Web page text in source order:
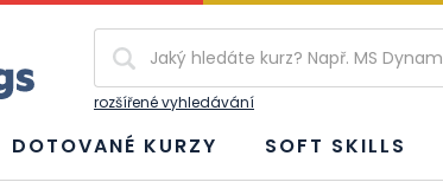
rozšířené vyhledávání
DOTOVANÉ KURZY SOFT SKILLS